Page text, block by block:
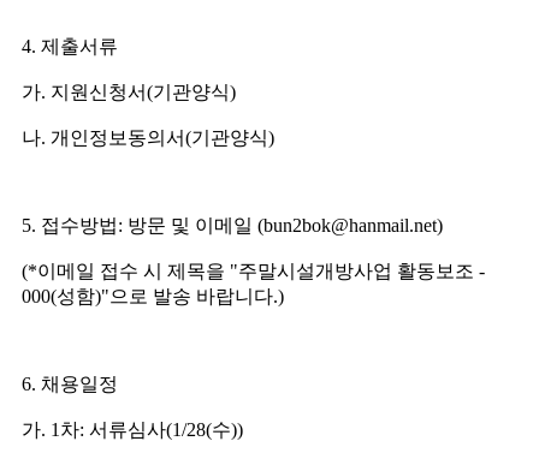
4. 제출서류
가. 지원신청서(기관양식)
나. 개인정보동의서(기관양식)
5. 접수방법: 방문 및 이메일 (bun2bok@hanmail.net)
(*이메일 접수 시 제목을 "주말시설개방사업 활동보조 -
000(성함)"으로 발송 바랍니다.)
6. 채용일정
가. 1 차: 서류심사(1/28(수))